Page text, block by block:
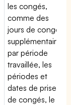
les congés,
comme des
jours de congé
supplémentaires
par période
travaillée, les
périodes et
dates de prise
de congés, le